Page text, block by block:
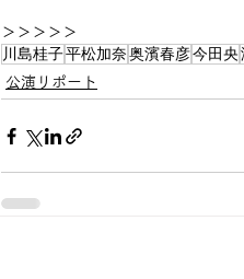
＞＞＞＞＞
川島桂子平松加奈奥濱春彦今田央
公演リポート